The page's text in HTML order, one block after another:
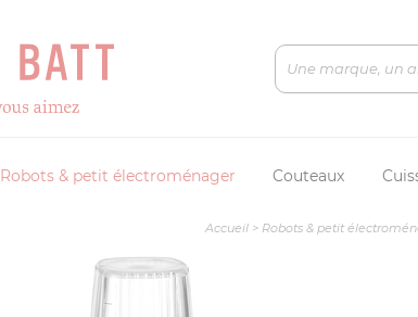
Robots & petit électroménager Couteaux
Accueil > Robots & petit